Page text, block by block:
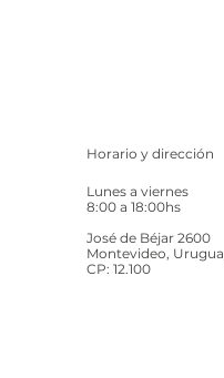
Horario y dirección
Lunes a viernes
8:00 a 18:00hs
José de Béjar 2600
Montevideo,
CP: 12.100